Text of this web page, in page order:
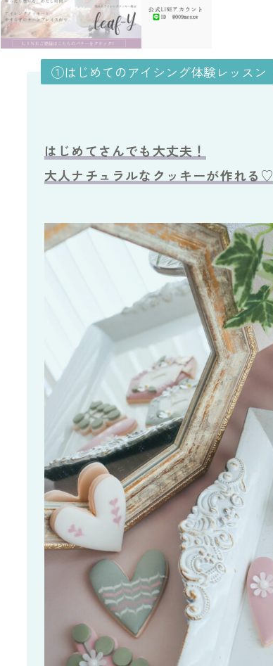
①はじめてのアイシング体験レッスン
はじめてさんでも大丈夫！
大人ナチュラルなクッキーが作れる♡